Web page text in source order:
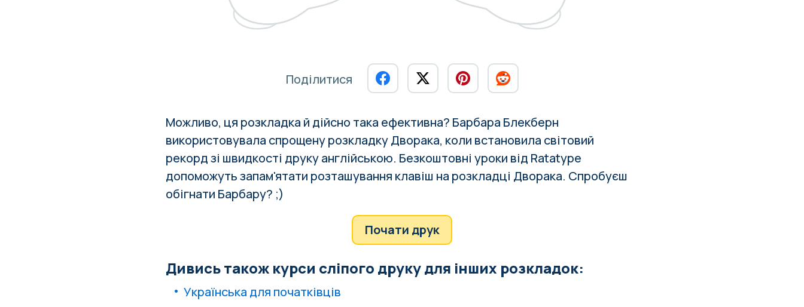
Поділитися
Можливо, ця розкладка й дійсно така ефективна? Барбара Блекберн
використовувала спрощену розкладку Дворака, коли встановила світовий
рекорд зі швидкості друкуанглійською. Безкоштовні уроки від Ratatype
допоможуть запам'ятати розташування клавіш на розкладці Дворака. Спробуєш
обігнати Барбару? ;)
Почати друк
Дивись також курси сліпого друку для інших розкладок:
Українська для початківців